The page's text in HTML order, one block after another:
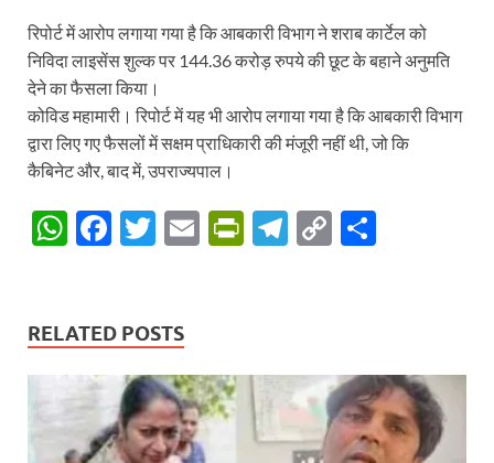
रिपोर्ट में आरोप लगाया गया है कि आबकारी विभाग ने शराब कार्टेल को
निविदा लाइसेंस शुल्क पर 144.36 करोड़ रुपये की छूट के बहाने अनुमति
देने का फैसला किया।
कोविड महामारी। रिपोर्ट में यह भी आरोप लगाया गया है कि आबकारी विभाग
द्वारा लिए गए फैसलों में सक्षम प्राधिकारी की मंजूरी नहीं थी, जो कि
कैबिनेट और, बाद में, उपराज्यपाल।
W
s
A
p
p
F
b
o
o
k
T
er
E
P
ie
n
dl
T
a
m
C
Li
n
k
RELATED POSTS